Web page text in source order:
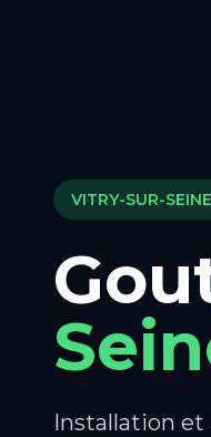
VITRY-SUR-SEINE
Installation et